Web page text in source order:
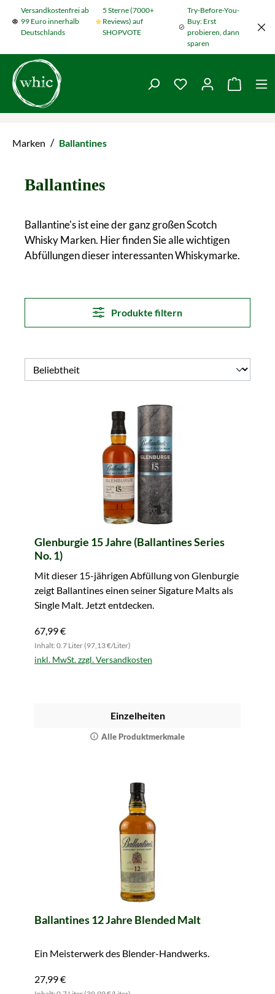
Zum Hauptinhalt springen
Versandkostenfrei ab
99 Euro innerhalb
Deutschlands
5 Sterne (7000+
Reviews) auf
SHOPVOTE
Try-Before-You-
Buy: Erst
probieren, dann
sparen
Du hast 0
Marken / Ballantines
Ballantines
Ballantine's ist eine der ganz großen Scotch
Whisky Marken. Hier finden Sie alle wichtigen
Abfüllungen dieser interessanten Whiskymarke.
Produkte filtern
Glenburgie 15 Jahre (Ballantines Series
No. 1)
Mit dieser 15-jährigen Abfüllung von Glenburgie
zeigt Ballantines einen seiner Sigature Malts als
Single Malt. Jetzt entdecken.
67,99 €
Inhalt: 0.7 Liter (97,13 €/Liter)
inkl. MwSt. zzgl. Versandkosten
Einzelheiten
Alle Produktmerkmale
Ballantines 12 Jahre Blended Malt
Ein Meisterwerk des Blender-Handwerks.
27,99 €